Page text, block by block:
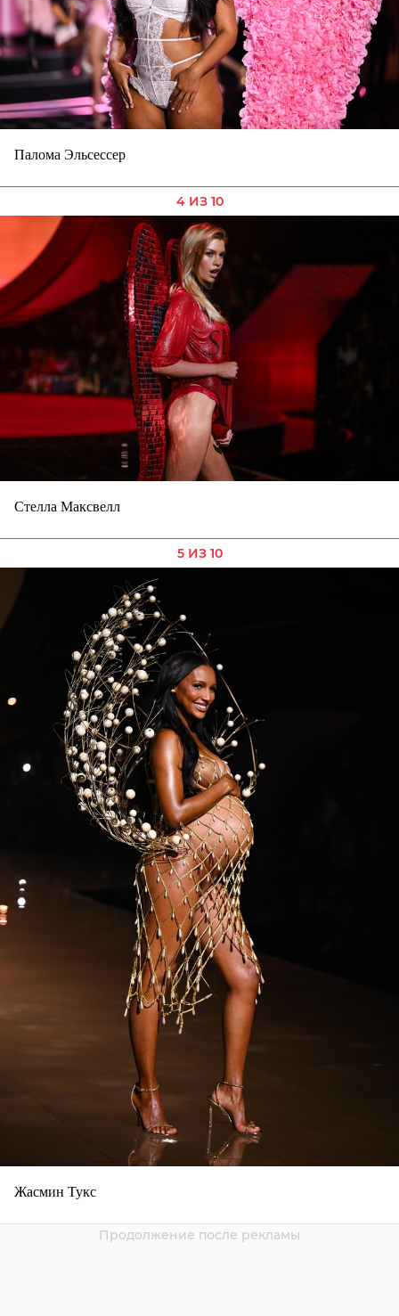
Палома Эльсессер
4 ИЗ 10
Стелла Максвелл
5 ИЗ 10
Жасмин Тукс